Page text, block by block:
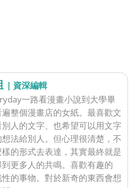
| 資深編輯
一路看漫畫小說到大學畢
整個漫畫店的女紙。最喜歡文
人的文字、也希望可以用文字
法給別人。但心理很清楚，不
的形式去表達，其實最終就是
更多人的共鳴。喜歡有趣的
性的事物。對於新奇的東西會想